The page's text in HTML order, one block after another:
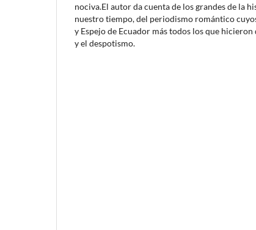
nociva.El autor da cuenta de los grandes de la
nuestro tiempo, del periodismo romántico
y Espejo de Ecuador más todos los que
y el despotismo.